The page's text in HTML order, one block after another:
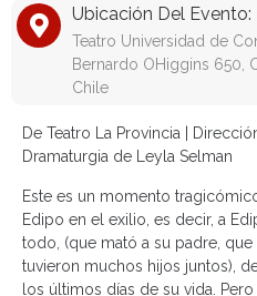
Ubicación Del Evento:
Teatro Universidad de
Bernardo OHiggins 650,
Chile
De Teatro La Provincia |
Dramaturgia de Leyla Selman
Este es un momento
Edipo en el exilio, es decir, a
todo, (que mató a su padre,
tuvieron muchos hijos juntos),
los últimos días de su vida.